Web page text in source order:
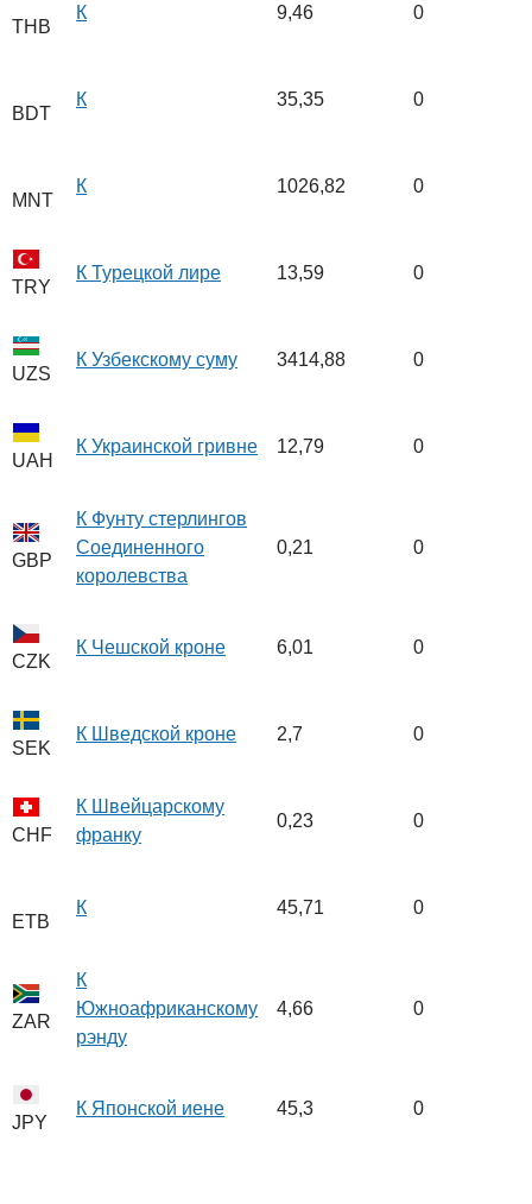
THB
К 9,46 0
BDT
К 35,35 0
MNT
К 1026,82 0
TRY
К Турецкой лире 13,59 0
UZS
К Узбекскому суму 3414,88 0
UAH
К Украинской гривне 12,79 0
GBP
К Фунту стерлингов
Соединенного
королевства
0,21 0
CZK
К Чешской кроне 6,01 0
SEK
К Шведской кроне 2,7 0
CHF
К Швейцарскому
франку
0,23 0
ETB
К 45,71 0
ZAR
К
Южноафриканскому
рэнду
4,66 0
JPY
К Японской иене 45,3 0